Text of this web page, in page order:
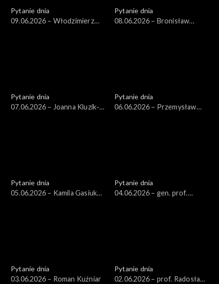
Pytanie dnia
09.06.2026 – Włodzimierz
Pytanie dnia
08.06.2026 – Bronisław
Pytanie dnia
07.06.2026 – Joanna Kluzik-
Pytanie dnia
06.06.2026 – Przemysław
Pytanie dnia
05.06.2026 – Kamila Gasiuk-
Pytanie dnia
04.06.2026 – gen. prof.
Pytanie dnia
03.06.2026 – Roman Kuźniar
Pytanie dnia
02.06.2026 – prof. Radosław